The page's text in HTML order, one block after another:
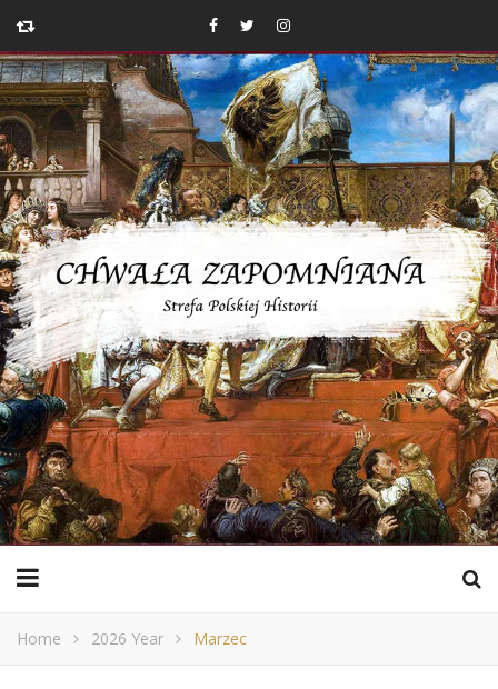
Home 2026 Year Marzec